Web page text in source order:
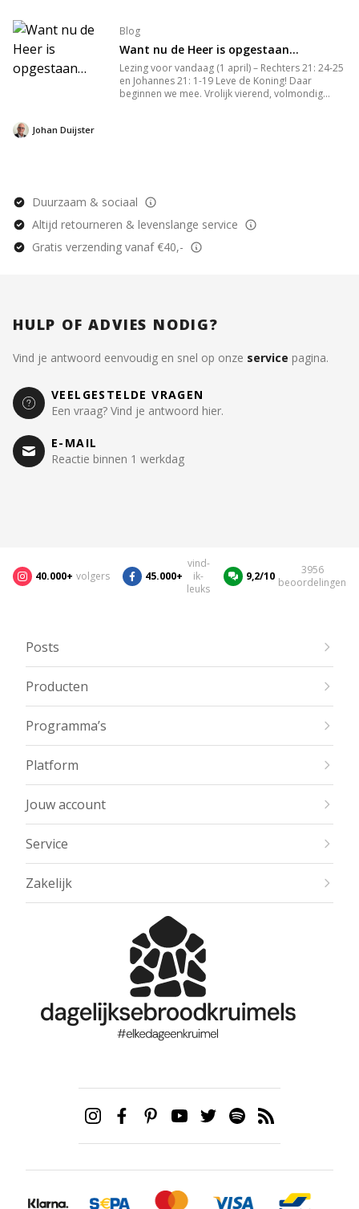
Blog
Want nu de Heer is opgestaan…
Lezing voor vandaag (1 april) – Rechters 21: 24-25
en Johannes 21: 1-19 Leve de Koning! Daar
beginnen we mee. Vrolijk vierend, volmondig
Johan Duijster
Duurzaam & sociaal
Altijd retourneren & levenslange service
Gratis verzending vanaf €40,-
HULP OF ADVIES NODIG?
Vind je antwoord eenvoudig en snel op onze service pagina.
VEELGESTELDE VRAGEN
Een vraag? Vind je antwoord hier.
E-MAIL
Reactie binnen 1 werkdag
40.000+ volgers 45.000+
vind-
ik-
leuks
9,2/10
3956
beoordelingen
Posts
Producten
Programma’s
Platform
Jouw account
Service
Zakelijk